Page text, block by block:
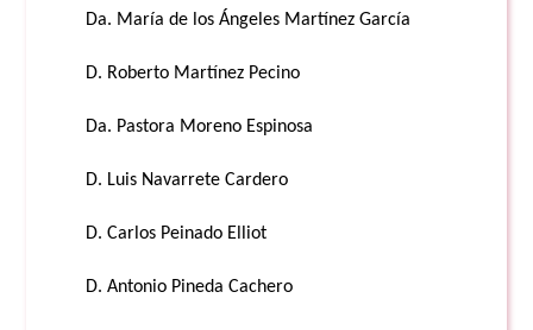
Da. María de los Ángeles Martínez García
D. Roberto Martínez Pecino
Da. Pastora Moreno Espinosa
D. Luis Navarrete Cardero
D. Carlos Peinado Elliot
D. Antonio Pineda Cachero